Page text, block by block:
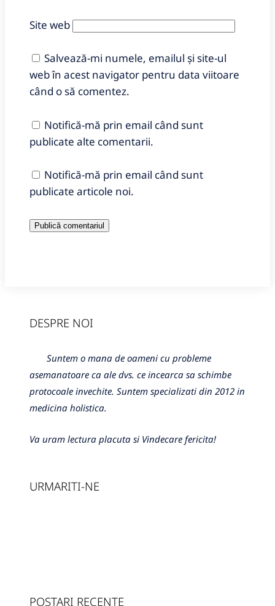
Site web
Salvează-mi numele, emailul și site-ul
web în acest navigator pentru data viitoare
când o să comentez.
Notifică-mă prin email când sunt
publicate alte comentarii.
Notifică-mă prin email când sunt
publicate articole noi.
DESPRE NOI
Suntem o mana de oameni cu probleme
asemanatoare ca ale dvs. ce incearca sa schimbe
protocoale invechite. Suntem specializati din 2012 in
medicina holistica.
Va uram lectura placuta si Vindecare fericita!
URMARITI-NE
POSTARI RECENTE